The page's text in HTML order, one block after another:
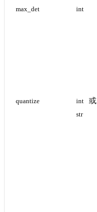
max_det int
quantize int 或
str